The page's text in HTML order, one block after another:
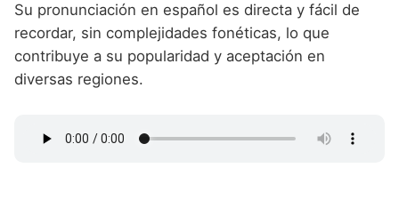
Su pronunciación en español es directa y fácil de
recordar, sin complejidades fonéticas, lo que
contribuye a su popularidad y aceptación en
diversas regiones.